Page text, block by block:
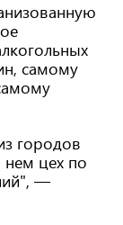
самому
городов
нем цех по
—